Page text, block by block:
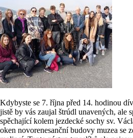
Kdybyste se 7. října před 14. hodinou
jistě by vás zaujal štrúdl unavených, ale
spěchající kolem jezdecké sochy sv.
oken novorenesanční budovy muzea se